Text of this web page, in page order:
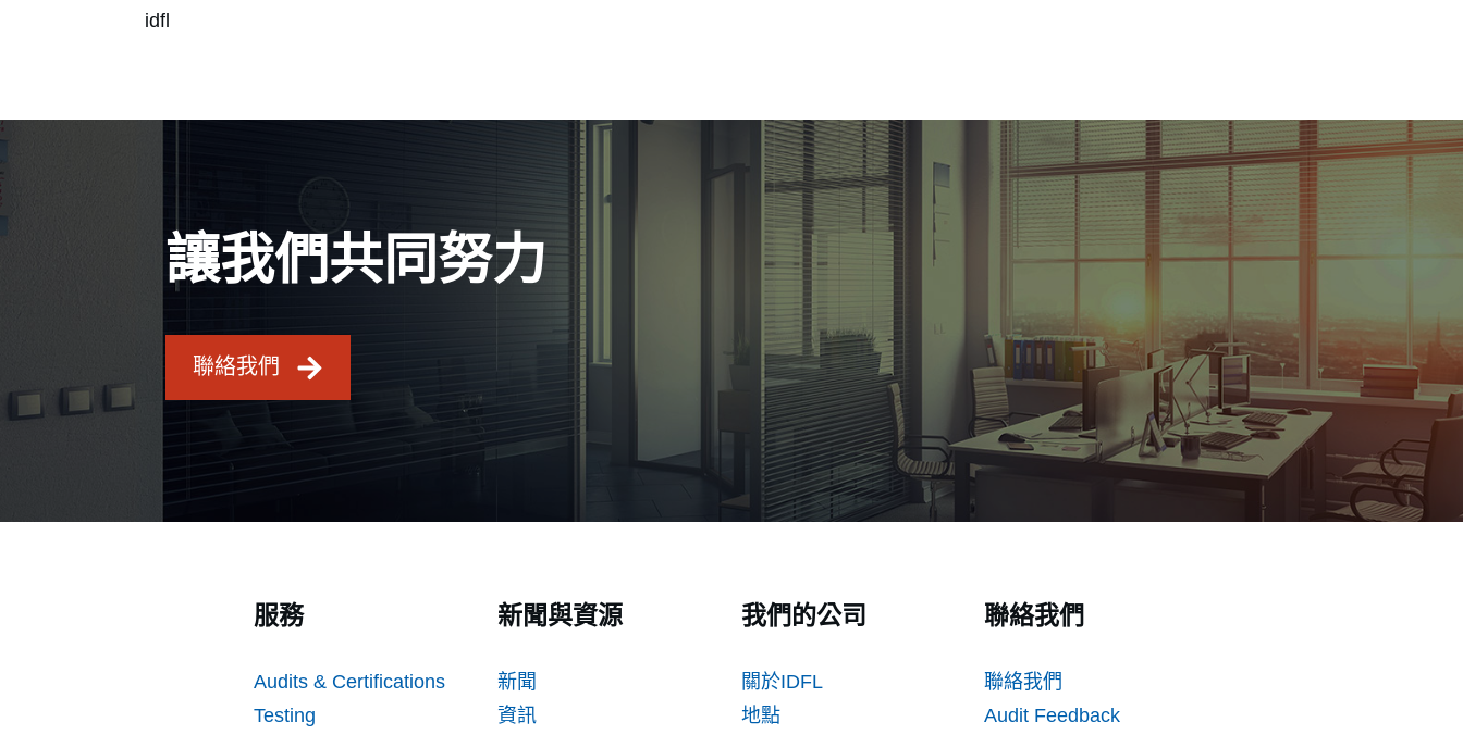
idfl
讓我們共同努力
聯絡我們
服務
Audits & Certifications
Testing
新聞與資源
新聞
資訊
我們的公司
關於IDFL
地點
聯絡我們
聯絡我們
Audit Feedback